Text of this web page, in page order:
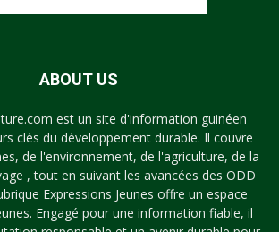
ABOUT US
est un site d'information guinéen
clés du développement durable. Il couvre
de l'environnement, de l'agriculture, de la
, tout en suivant les avancées des ODD
Expressions Jeunes offre un espace
Engagé pour une information fiable, il